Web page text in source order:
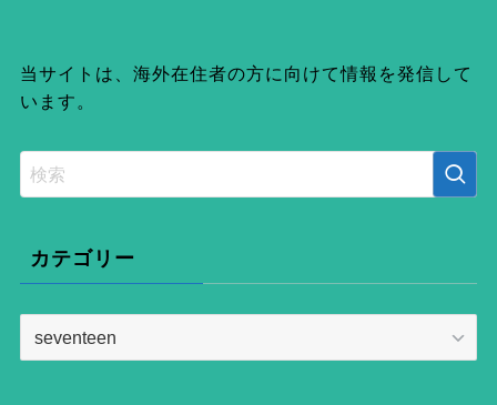
当サイトは、海外在住者の方に向けて情報を発信して
います。
カテゴリー
テ